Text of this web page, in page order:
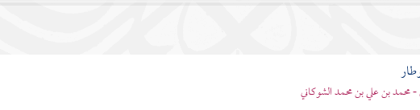
- محمد بن علي بن محمد الشوكاني